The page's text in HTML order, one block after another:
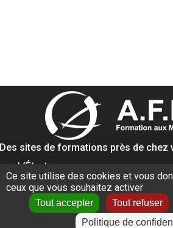
sites de formations près de chez
L’Étrat
Givors
Villeurbanne
Lyon
Le Puy-en-Velay
Ce site utilise des cookies et vous
ceux que vous souhaitez activer
Tout accepter Tout refuser
Politique de